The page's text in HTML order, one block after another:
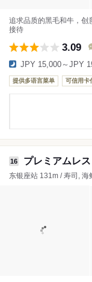
追求品质的黑毛和牛，
接待
3.09
JPY 15,000～JPY
提供多语言菜单 可信用卡
16 プレミアムレ
东银座站 131m / 寿司, 海